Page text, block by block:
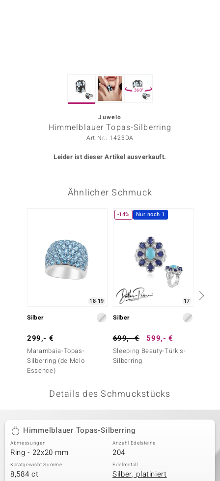
BY DE MELO
Collection
Classics
360°
Juwelo
Himmelblauer Topas-Silberring
Art.Nr.: 1423DA
Leider ist dieser Artikel ausverkauft.
Ähnlicher Schmuck
18-19
Silber
299,- €
Marambaia-Topas-
Silberring (de Melo
Essence)
-14% Nur noch 1
17
Silber
699,- € 599,- €
Sleeping Beauty-Türkis-
Silberring
Details des Schmuckstücks
Himmelblauer Topas-Silberring
Abmessungen
Ring - 22x20 mm
Anzahl Edelsteine
204
Karatgewicht Summe
8,584 ct
Edelmetall
Silber, platiniert